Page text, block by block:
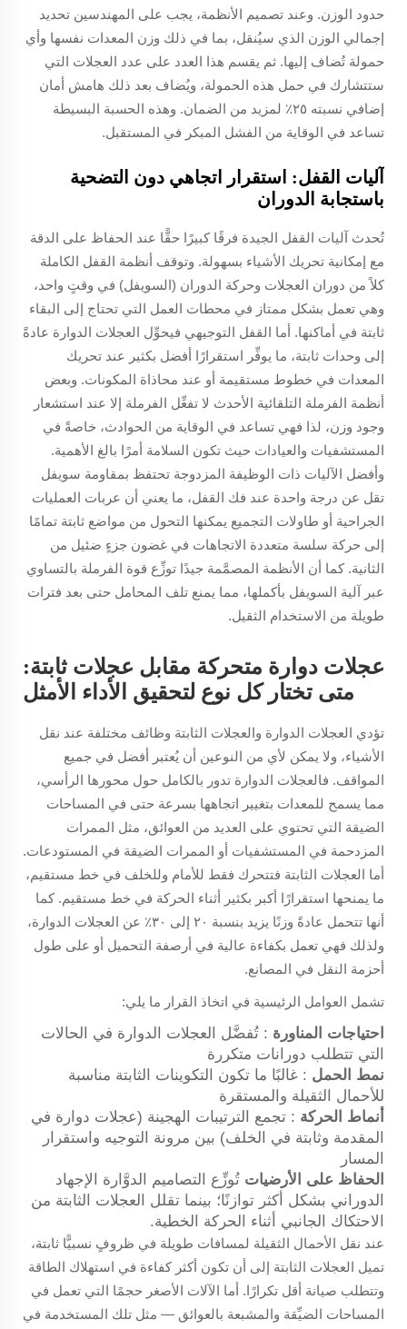
حدود الوزن. وعند تصميم الأنظمة، يجب على المهندسين تحديد
إجمالي الوزن الذي سيُنقل، بما في ذلك وزن المعدات نفسها وأي
حمولة تُضاف إليها. ثم يقسم هذا العدد على عدد العجلات التي
ستتشارك في حمل هذه الحمولة، ويُضاف بعد ذلك هامش أمان
إضافي نسبته ٢٥٪ لمزيد من الضمان. وهذه الحسبة البسيطة
تساعد في الوقاية من الفشل المبكر في المستقبل.
آليات القفل: استقرار اتجاهي دون التضحية
باستجابة الدوران
تُحدث آليات القفل الجيدة فرقًا كبيرًا حقًّا عند الحفاظ على الدقة
مع إمكانية تحريك الأشياء بسهولة. وتوقف أنظمة القفل الكاملة
كلاً من دوران العجلات وحركة الدوران (السويفل) في وقتٍ واحد،
وهي تعمل بشكل ممتاز في محطات العمل التي تحتاج إلى البقاء
ثابتة في أماكنها. أما القفل التوجيهي فيحوِّل العجلات الدوارة عادةً
إلى وحدات ثابتة، ما يوفِّر استقرارًا أفضل بكثير عند تحريك
المعدات في خطوط مستقيمة أو عند محاذاة المكونات. وبعض
أنظمة الفرملة التلقائية الأحدث لا تفعِّل الفرملة إلا عند استشعار
وجود وزن، لذا فهي تساعد في الوقاية من الحوادث، خاصةً في
المستشفيات والعيادات حيث تكون السلامة أمرًا بالغ الأهمية.
وأفضل الآليات ذات الوظيفة المزدوجة تحتفظ بمقاومة سويفل
تقل عن درجة واحدة عند فك القفل، ما يعني أن عربات العمليات
الجراحية أو طاولات التجميع يمكنها التحول من مواضع ثابتة تمامًا
إلى حركة سلسة متعددة الاتجاهات في غضون جزءٍ ضئيل من
الثانية. كما أن الأنظمة المصمَّمة جيدًا توزِّع قوة الفرملة بالتساوي
عبر آلية السويفل بأكملها، مما يمنع تلف المحامل حتى بعد فترات
طويلة من الاستخدام الثقيل.
عجلات دوارة متحركة مقابل عجلات ثابتة:
متى تختار كل نوع لتحقيق الأداء الأمثل
تؤدي العجلات الدوارة والعجلات الثابتة وظائف مختلفة عند نقل
الأشياء، ولا يمكن لأي من النوعين أن يُعتبر أفضل في جميع
المواقف. فالعجلات الدوارة تدور بالكامل حول محورها الرأسي،
مما يسمح للمعدات بتغيير اتجاهها بسرعة حتى في المساحات
الضيقة التي تحتوي على العديد من العوائق، مثل الممرات
المزدحمة في المستشفيات أو الممرات الضيقة في المستودعات.
أما العجلات الثابتة فتتحرك فقط للأمام وللخلف في خط مستقيم،
ما يمنحها استقرارًا أكبر بكثير أثناء الحركة في خط مستقيم. كما
أنها تتحمل عادةً وزنًا يزيد بنسبة ٢٠ إلى ٣٠٪ عن العجلات الدوارة،
ولذلك فهي تعمل بكفاءة عالية في أرصفة التحميل أو على طول
أحزمة النقل في المصانع.
تشمل العوامل الرئيسية في اتخاذ القرار ما يلي:
احتياجات المناورة : تُفضَّل العجلات الدوارة في الحالات
التي تتطلب دورانات متكررة
نمط الحمل : غالبًا ما تكون التكوينات الثابتة مناسبة
للأحمال الثقيلة والمستقرة
أنماط الحركة : تجمع الترتيبات الهجينة (عجلات دوارة في
المقدمة وثابتة في الخلف) بين مرونة التوجيه واستقرار
المسار
الحفاظ على الأرضيات تُوزِّع التصاميم الدوَّارة الإجهاد
الدوراني بشكل أكثر توازنًا؛ بينما تقلل العجلات الثابتة من
الاحتكاك الجانبي أثناء الحركة الخطية.
عند نقل الأحمال الثقيلة لمسافات طويلة في ظروفٍ نسبيًّا ثابتة،
تميل العجلات الثابتة إلى أن تكون أكثر كفاءة في استهلاك الطاقة
وتتطلب صيانة أقل تكرارًا. أما الآلات الأصغر حجمًا التي تعمل في
المساحات الضيِّقة والمشبعة بالعوائق — مثل تلك المستخدمة في